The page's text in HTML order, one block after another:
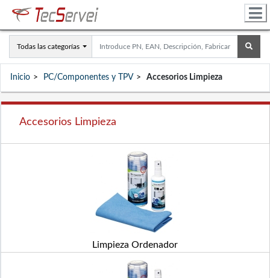
Todas las categorías
Inicio PC/Componentes y TPV Accesorios Limpieza
Accesorios Limpieza
Limpieza Ordenador